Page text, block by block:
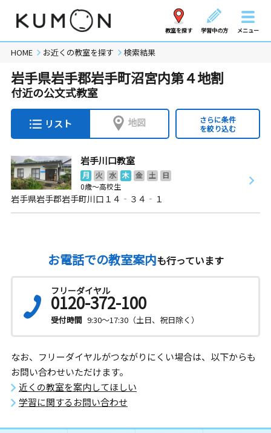
教室を探す 学習中の方 メニュー
HOME お近くの教室を探す 検索結果
岩手県岩手郡岩手町沼宮内第４地割
付近の公文式教室
リスト 地図
さらに条件
を絞り込む
岩手川口教室
月 火 水 木 金 土
日
0歳～高校生
岩手県岩手郡岩手町川口１４‐３４‐１
お電話での教室案内も行っています
フリーダイヤル
0120-372-100
受付時間 9:30～17:30（土日、祝日除く）
なお、フリーダイヤルがつながりにくい場合は、以下からも
お問い合わせいただけます。
近くの教室を案内してほしい
学習に関するお問い合わせ